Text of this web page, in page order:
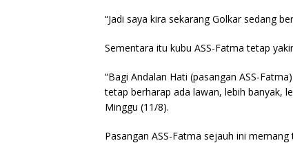
“Jadi saya kira sekarang Golkar sedang
Sementara itu kubu ASS-Fatma tetap
“Bagi Andalan Hati (pasangan ASS-
tetap berharap ada lawan, lebih banyak,
Minggu (11/8).
Pasangan ASS-Fatma sejauh ini